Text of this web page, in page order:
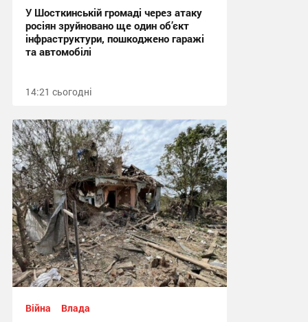
У Шосткинській громаді через атаку
росіян зруйновано ще один об’єкт
інфраструктури, пошкоджено гаражі
та автомобілі
14:21 сьогодні
Війна Влада